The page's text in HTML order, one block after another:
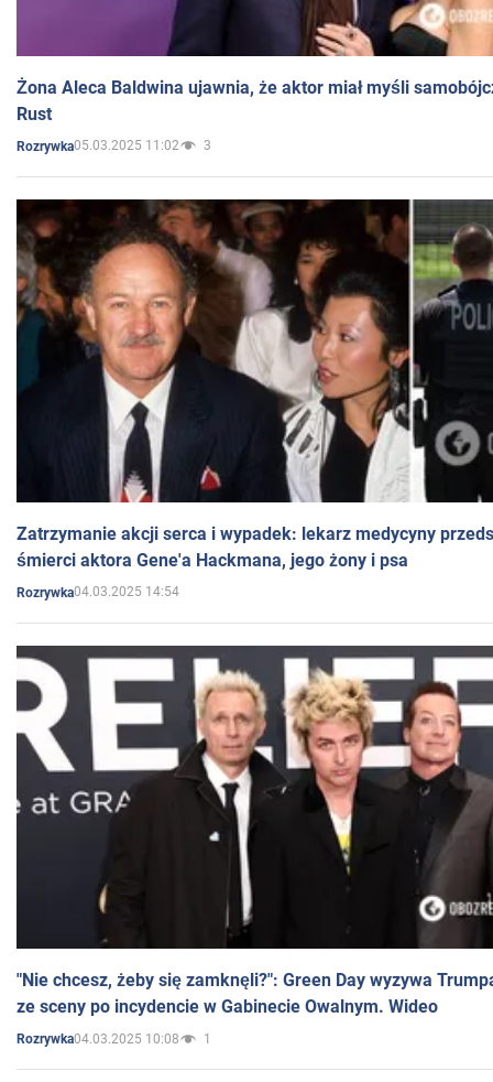
Żona Aleca Baldwina ujawnia, że aktor miał myśli
Rust
Rozrywka05.03.2025 11:02 3
Zatrzymanie akcji serca i wypadek: lekarz medycyny
śmierci aktora Gene'a Hackmana, jego żony i psa
Rozrywka04.03.2025 14:54
"Nie chcesz, żeby się zamknęli?": Green Day wyzywa
ze sceny po incydencie w Gabinecie Owalnym. Wideo
Rozrywka04.03.2025 10:08 1